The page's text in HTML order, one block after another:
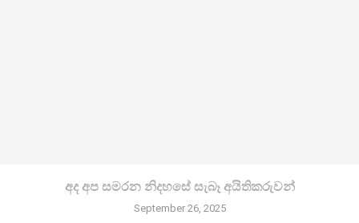
අද අප සමරන නිදහසේ සැබෑ අයිතිකරුවන්
September 26, 2025